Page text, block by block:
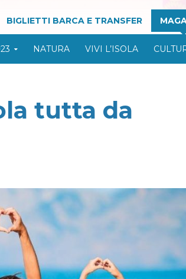
BIGLIETTI BARCA E TRANSFER
NATURA VIVI L’ISOLA
tutta da